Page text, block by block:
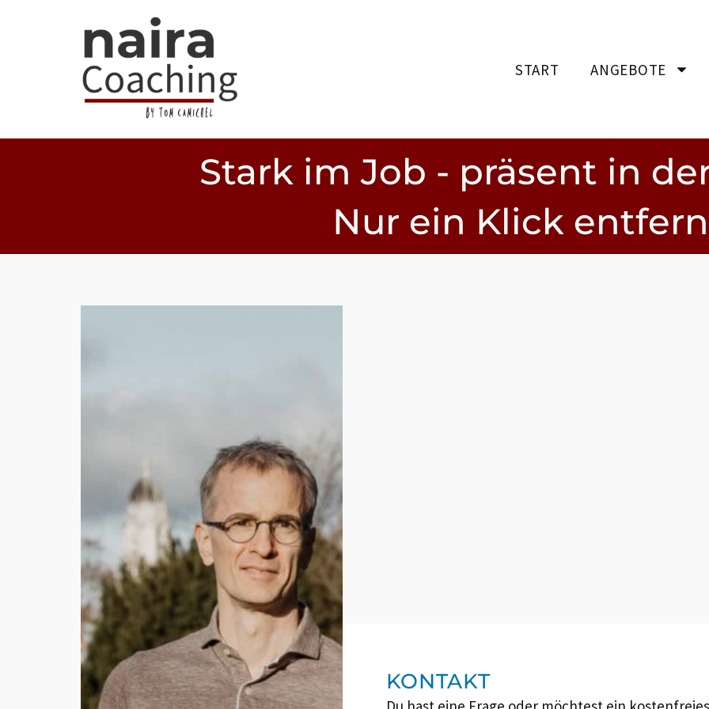
START ANGEBOTE
Stark im Job - präsent in
Nur ein Klick
KONTAKT